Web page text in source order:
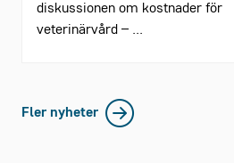
diskussionen om kostnader för
veterinärvård – ...
Fler nyheter